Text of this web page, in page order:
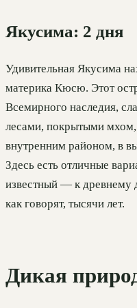
Якусима: 2 дня
Удивительная Якусима
материка Кюсю. Этот
Всемирного наследия,
лесами, покрытыми
внутренним районом, в
Здесь есть отличные
известный — к древнему
как говорят, тысячи лет.
Дикая